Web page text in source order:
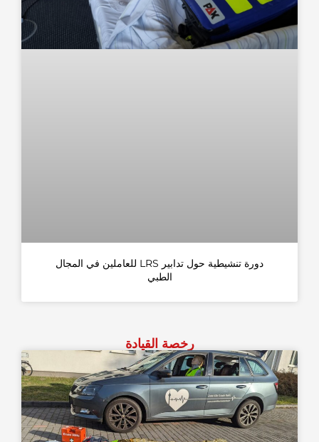
دورة تنشيطية حول تدابير LRS للعاملين في المجال
الطبي
رخصة القيادة